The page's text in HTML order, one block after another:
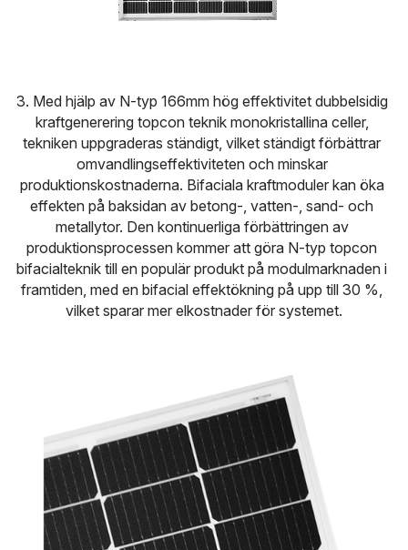
3. Med hjälp av N-typ 166mm hög effektivitet dubbelsidig
kraftgenerering topcon teknik monokristallina celler,
tekniken uppgraderas ständigt, vilket ständigt förbättrar
omvandlingseffektiviteten och minskar
produktionskostnaderna. Bifaciala kraftmoduler kan öka
effekten på baksidan av betong-, vatten-, sand- och
metallytor. Den kontinuerliga förbättringen av
produktionsprocessen kommer att göra N-typ topcon
bifacialteknik till en populär produkt på modulmarknaden i
framtiden, med en bifacial effektökning på upp till 30 %,
vilket sparar mer elkostnader för systemet.